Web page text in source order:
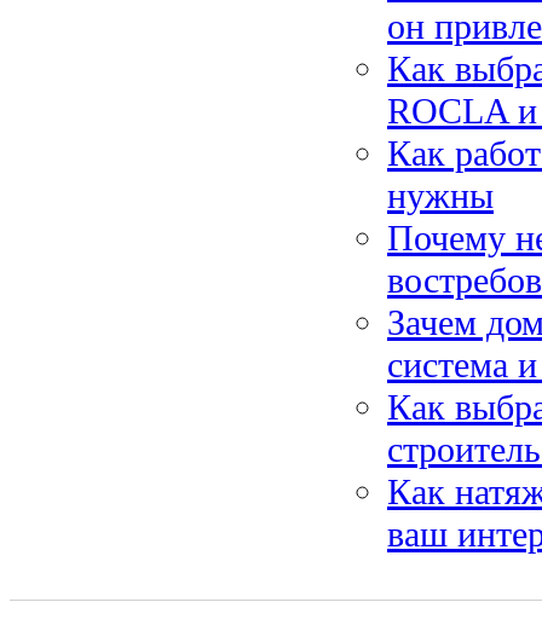
он
Как
ROCLA
Как
нужны
Почему
Зачем
система
Как
Как
ваш